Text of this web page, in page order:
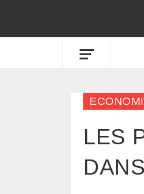
LES